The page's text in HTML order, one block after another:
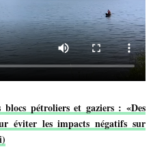
pétroliers et gaziers : «Des
éviter les impacts négatifs sur